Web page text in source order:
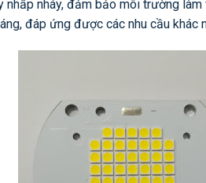
nháy, đảm bảo môi trường
đáp ứng được các nhu cầu khác